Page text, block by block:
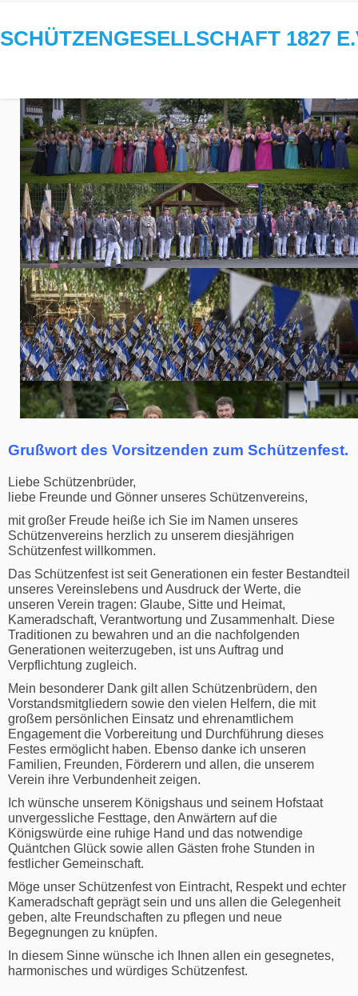
SCHÜTZENGESELLSCHAFT 1827
Grußwort des Vorsitzenden zum Schützenfest.
Liebe Schützenbrüder,
liebe Freunde und Gönner unseres Schützenvereins,
mit großer Freude heiße ich Sie im Namen unseres
Schützenvereins herzlich zu unserem diesjährigen
Schützenfest willkommen.
Das Schützenfest ist seit Generationen ein fester Bestandteil
unseres Vereinslebens und Ausdruck der Werte, die
unseren Verein tragen: Glaube, Sitte und Heimat,
Kameradschaft, Verantwortung und Zusammenhalt. Diese
Traditionen zu bewahren und an die nachfolgenden
Generationen weiterzugeben, ist uns Auftrag und
Verpflichtung zugleich.
Mein besonderer Dank gilt allen Schützenbrüdern, den
Vorstandsmitgliedern sowie den vielen Helfern, die mit
großem persönlichen Einsatz und ehrenamtlichem
Engagement die Vorbereitung und Durchführung dieses
Festes ermöglicht haben. Ebenso danke ich unseren
Familien, Freunden, Förderern und allen, die unserem
Verein ihre Verbundenheit zeigen.
Ich wünsche unserem Königshaus und seinem Hofstaat
unvergessliche Festtage, den Anwärtern auf die
Königswürde eine ruhige Hand und das notwendige
Quäntchen Glück sowie allen Gästen frohe Stunden in
festlicher Gemeinschaft.
Möge unser Schützenfest von Eintracht, Respekt und echter
Kameradschaft geprägt sein und uns allen die Gelegenheit
geben, alte Freundschaften zu pflegen und neue
Begegnungen zu knüpfen.
In diesem Sinne wünsche ich Ihnen allen ein gesegnetes,
harmonisches und würdiges Schützenfest.